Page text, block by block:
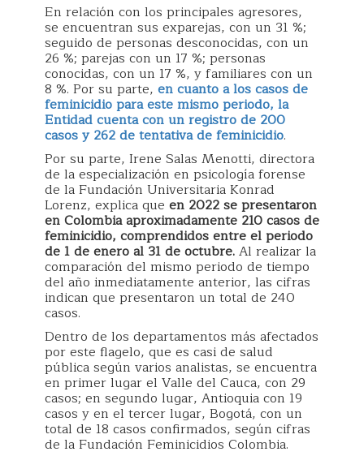
En relación con los principales agresores,
se encuentran sus exparejas, con un 31 %;
seguido de personas desconocidas, con un
26 %; parejas con un 17 %; personas
conocidas, con un 17 %, y familiares con un
8 %. Por su parte, en cuanto a los casos de
feminicidio para este mismo periodo, la
Entidad cuenta con un registro de 200
casos y 262 de tentativa de feminicidio.
Por su parte, Irene Salas Menotti, directora
de la especialización en psicología forense
de la Fundación Universitaria Konrad
Lorenz, explica que en 2022 se presentaron
en Colombia aproximadamente 210 casos de
feminicidio, comprendidos entre el periodo
de 1 de enero al 31 de octubre.Al realizar la
comparación del mismo periodo de tiempo
del año inmediatamente anterior, las cifras
indican que presentaron un total de 240
casos.
Dentro de los departamentos más afectados
por este flagelo, que es casi de salud
pública según varios analistas, se encuentra
en primer lugar el Valle del Cauca, con 29
casos; en segundo lugar, Antioquia con 19
casos y en el tercer lugar, Bogotá, con un
total de 18 casos confirmados, según cifras
de la Fundación Feminicidios Colombia.